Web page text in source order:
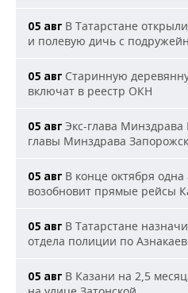
05 авг В Татарстане
и полевую дичь с
05 авг Старинную
включат в реестр ОКН
05 авг Экс-глава
главы Минздрава
05 авг В конце октября
возобновит прямые рейсы
05 авг В Татарстане
отдела полиции по
05 авг В Казани на 2,5